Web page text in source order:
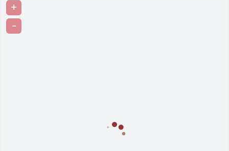
+
-